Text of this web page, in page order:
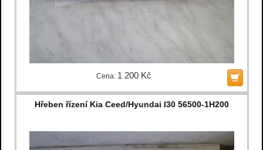
Cena: 1 200 Kč
Hřeben řízení Kia Ceed/Hyundai I30 56500-1H200